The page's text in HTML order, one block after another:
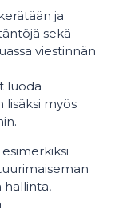
ja
sekä
viestinnän
luoda
myös
hallinta,